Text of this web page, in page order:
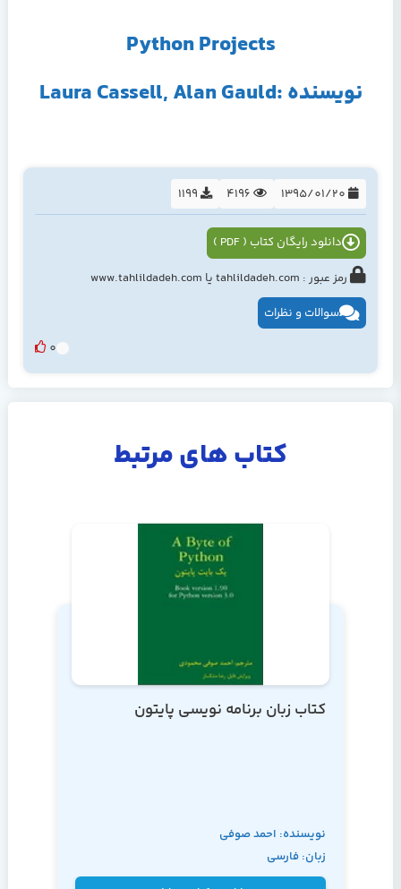
Python Projects
نویسنده :Laura Cassell, Alan Gauld
1199
دانلود رایگان کتاب ( PDF )
رمز عبور : tahlildadeh.com یا www.tahlildadeh.com
سوالات و نظرات
0
کتاب های مرتبط
کتاب زبان برنامه نویسی پایتون
نویسنده: احمد صوفی
محمودی
زبان: فارسی